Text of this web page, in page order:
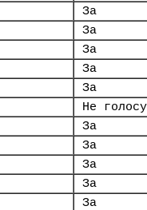
За
За
За
За
За
Не
За
За
За
За
За